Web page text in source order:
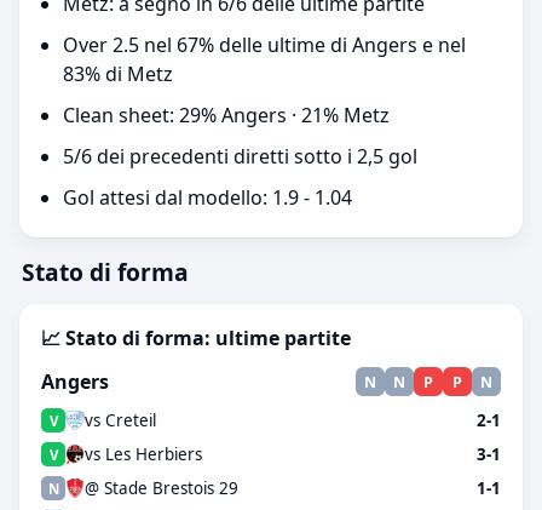
Over 2.5 nel 67% delle ultime di Angers e nel
83% di Metz
Clean sheet: 29% Angers · 21% Metz
5/6 dei precedenti diretti sotto i 2,5 gol
Gol attesi dal modello: 1.9 - 1.04
Stato di forma
📈 Stato di forma: ultime partite
Angers
N N P P N
V vs Creteil 2-1
V vs Les Herbiers 3-1
N @ Stade Brestois 29 1-1